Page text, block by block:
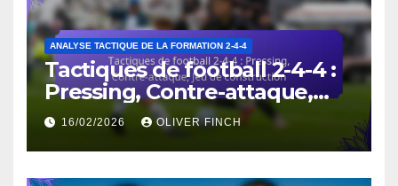
ANALYSE TACTIQUE DE LA FORMATION 2-4-4
Tactiques de football 2-4-4 :
Pressing, Contre-attaque,
Jeu de construction
16/02/2026 OLIVER FINCH